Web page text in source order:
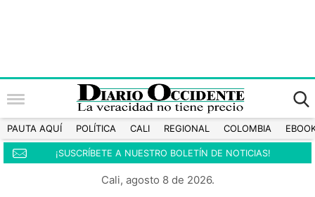
PAUTA AQUÍ POLÍTICA CALI REGIONAL COLOMBIA
¡SUSCRÍBETE A NUESTRO BOLETÍN DE NOTICIAS!
Cali, agosto 8 de 2026.